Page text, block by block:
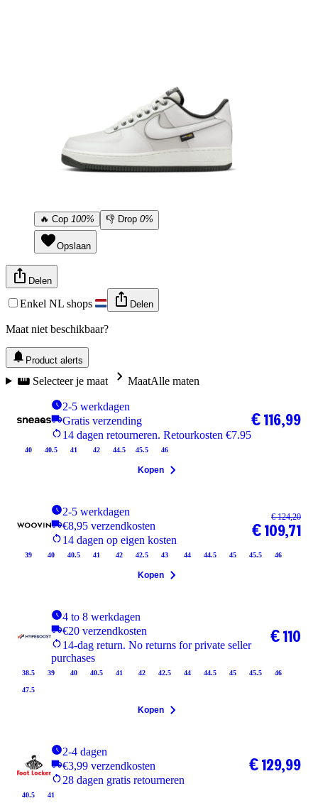
🔥 Cop 100% 👎 Drop 0%
Opslaan
Delen
Enkel NL shops Delen
Maat niet beschikbaar?
Product alerts
Selecteer je maat MaatAlle maten
2-5 werkdagen
Gratis verzending
14 dagen retourneren. Retourkosten €7.95
40 40.5 41 42 44.5 45.5 46
€ 116,99
Kopen
2-5 werkdagen
€8,95 verzendkosten
14 dagen op eigen kosten
39 40 40.5 41 42 42.5 43 44 44.5 45 45.5 46
€ 124,20
€ 109,71
Kopen
4 to 8 werkdagen
€20 verzendkosten
14-dag return. No returns for private seller
purchases
38.5 39 40 40.5 41 42 42.5 44 44.5 45 45.5 46
47.5
€ 110
Kopen
2-4 dagen
€3,99 verzendkosten
28 dagen gratis retourneren
40.5 41
€ 129,99